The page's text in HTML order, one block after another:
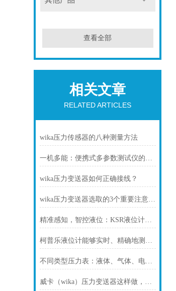
查看全部
相关文章
RELATED ARTICLES
wika压力传感器的八种测量方法
一机多能：便携式多参数测试仪的全能表现
wika压力变送器如何正确接线？
wika压力变送器选取的3个重要注意事项你都知道吗？
精准感知，智控液位：KSR液位计，工业储运的可靠慧眼
柯普乐液位计能够实时、精确地测量液体或固体物质的高度
不同类型压力表：液体、气体、电测，你了解多少？
威卡（wika）压力变送器这样做，故障率自然少